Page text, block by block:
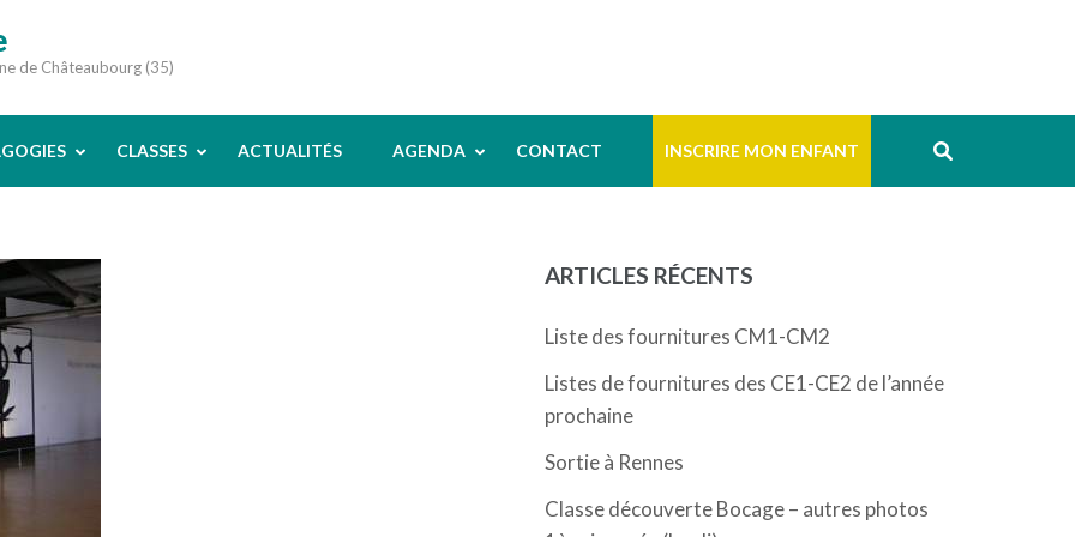
de Châteaubourg (35)
CLASSES ACTUALITÉS AGENDA CONTACT INSCRIRE MON ENFANT
ARTICLES RÉCENTS
Liste des fournitures CM1-CM2
Listes de fournitures des CE1-CE2 de l’année
prochaine
Sortie à Rennes
Classe découverte Bocage – autres photos